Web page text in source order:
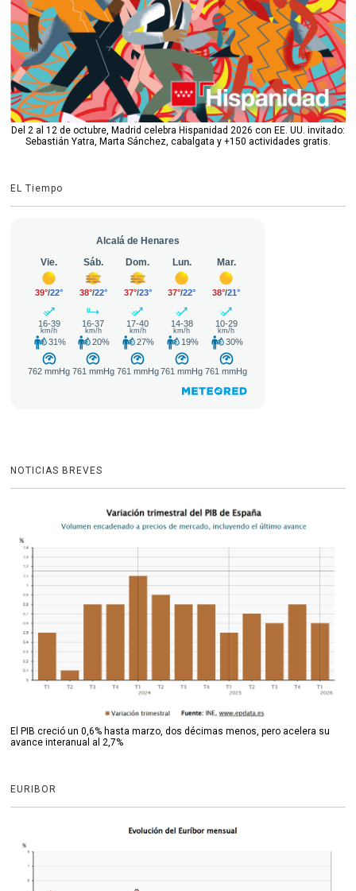
Del 2 al 12 de octubre, Madrid celebra Hispanidad 2026 con EE. UU. invitado:
Sebastián Yatra, Marta Sánchez, cabalgata y +150 actividades gratis.
EL Tiempo
NOTICIAS BREVES
El PIB creció un 0,6% hasta marzo, dos décimas menos, pero acelera su
avance interanual al 2,7%
EURIBOR